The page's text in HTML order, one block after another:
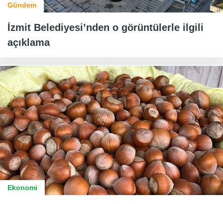
Gündem
İzmit Belediyesi’nden o görüntülerle ilgili
açıklama
Ekonomi